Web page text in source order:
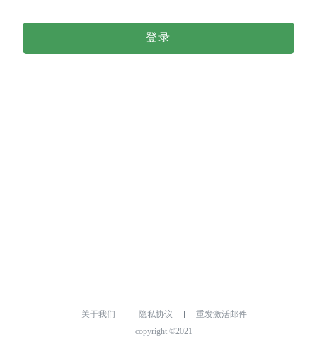
登录
关于我们 隐私协议
重发激活邮件
copyright ©2021